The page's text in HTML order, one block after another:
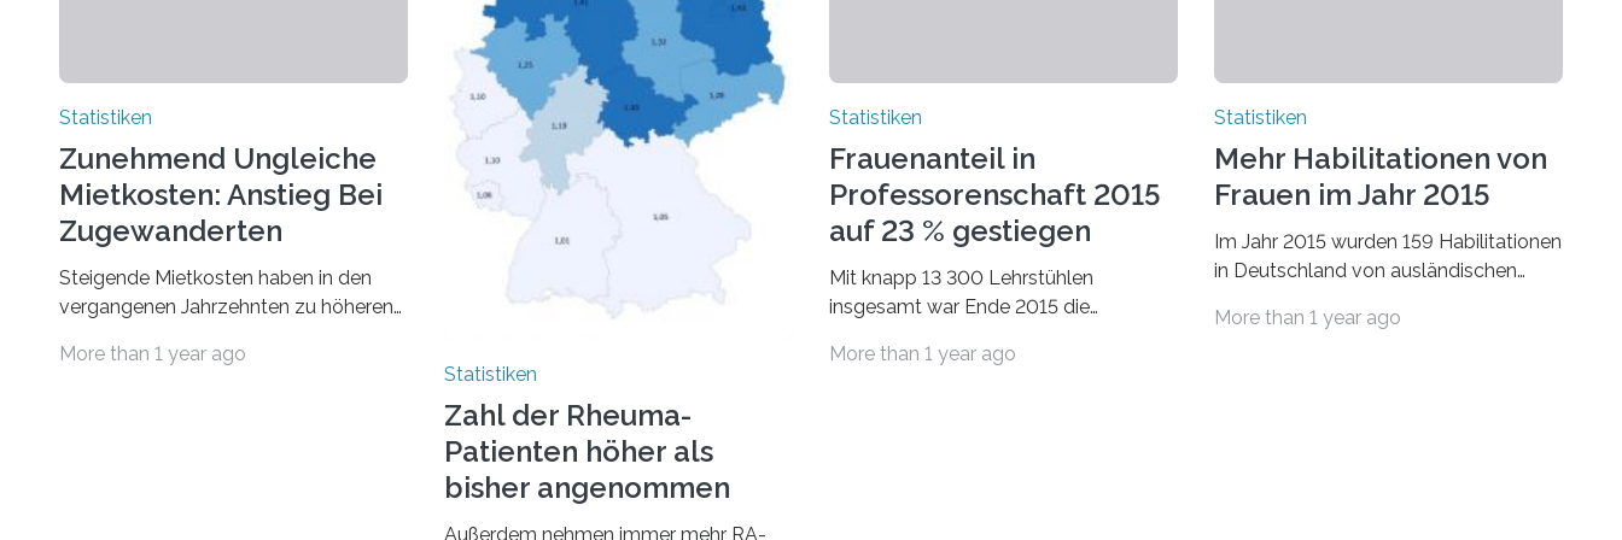
Statistiken
Zunehmend Ungleiche
Mietkosten: Anstieg Bei
Zugewanderten
Steigende Mietkosten haben in den
vergangenen Jahrzehnten zu höheren
geführt. In einer aktuellen Studie hat
More than 1 year ago
Statistiken
Zahl der Rheuma-
Patienten höher als
bisher angenommen
Außerdem nehmen immer mehr RA-
Statistiken
Frauenanteil in
Professorenschaft 2015
auf 23 % gestiegen
Mit knapp 13 300 Lehrstühlen
insgesamt war Ende 2015 die
und Sozialwissenschaften bei
More than 1 year ago
Statistiken
Mehr Habilitationen von
Frauen im Jahr 2015
Im Jahr 2015 wurden 159 Habilitationen
in Deutschland von ausländischen
Wissenschaftlern erfolgreich beendet.
More than 1 year ago